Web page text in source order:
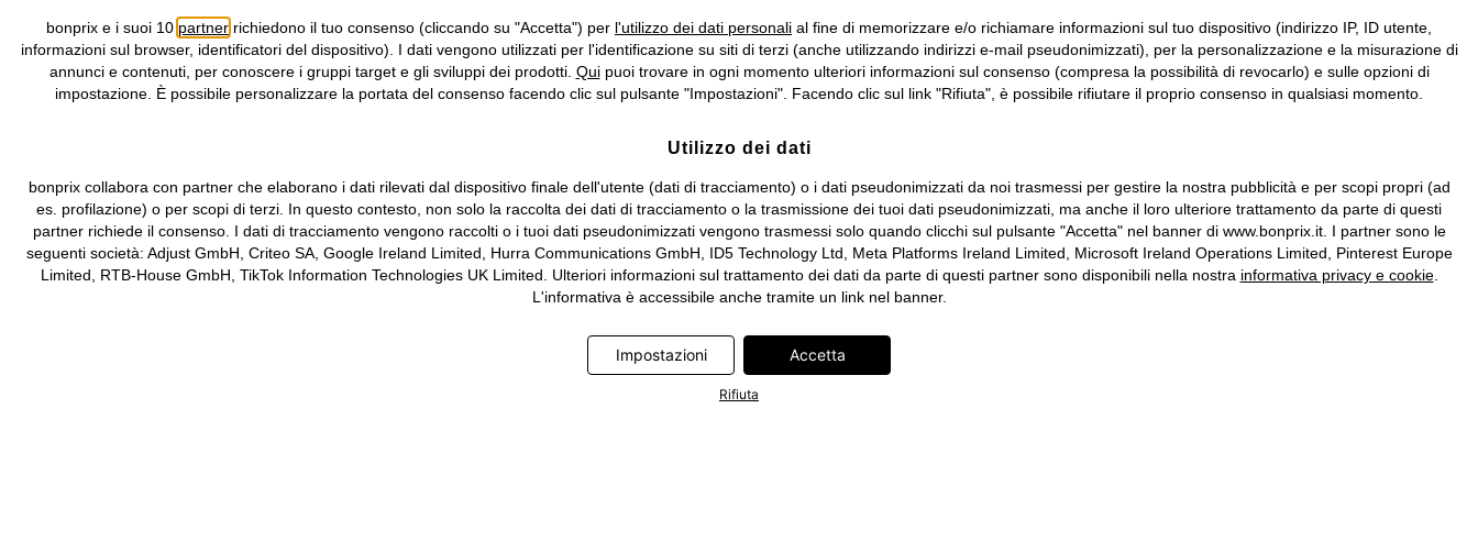
bonprix e i suoi 10 partner richiedono il tuo consenso (cliccando su "Accetta") per l'utilizzo dei dati personali al fine di memorizzare e/o richiamare informazioni sul tuo dispositivo (indirizzo IP, ID utente,
informazioni sul browser, identificatori del dispositivo). I dati vengono utilizzati per l'identificazione su siti di terzi (anche utilizzando indirizzi e-mail pseudonimizzati), per la personalizzazione e la misurazione di
annunci e contenuti, per conoscere i gruppi target e gli sviluppi dei prodotti. Quipuoi trovare in ogni momento ulteriori informazioni sul consenso (compresa la possibilità di revocarlo) e sulle opzioni di
impostazione. È possibile personalizzare la portata del consenso facendo clic sul pulsante "Impostazioni". Facendo clic sul link "Rifiuta", è possibile rifiutare il proprio consenso in qualsiasi momento.
Utilizzo dei dati
bonprix collabora con partner che elaborano i dati rilevati dal dispositivo finale dell'utente (dati di tracciamento) o i dati pseudonimizzati da noi trasmessi per gestire la nostra pubblicità e per scopi propri (ad
es. profilazione) o per scopi di terzi. In questo contesto, non solo la raccolta dei dati di tracciamento o la trasmissione dei tuoi dati pseudonimizzati, ma anche il loro ulteriore trattamento da parte di questi
partner richiede il consenso. I dati di tracciamento vengono raccolti o i tuoi dati pseudonimizzati vengono trasmessi solo quando clicchi sul pulsante "Accetta" nel banner di www.bonprix.it. I partner sono le
seguenti società: Adjust GmbH, Criteo SA, Google Ireland Limited, Hurra Communications GmbH, ID5 Technology Ltd, Meta Platforms Ireland Limited, Microsoft Ireland Operations Limited, Pinterest Europe
Limited, RTB-House GmbH, TikTok Information Technologies UK Limited. Ulteriori informazioni sul trattamento dei dati da parte di questi partner sono disponibili nella nostra informativa privacy e cookie.
L'informativa è accessibile anche tramite un link nel banner.
Impostazioni Accetta
Rifiuta